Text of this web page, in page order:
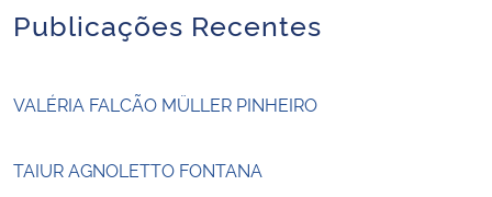
Publicações Recentes
VALÉRIA FALCÃO MÜLLER PINHEIRO
TAIUR AGNOLETTO FONTANA